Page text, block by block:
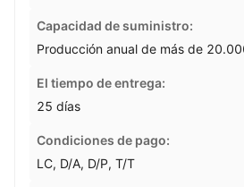
Capacidad de suministro:
Producción anual de más de
El tiempo de entrega:
25 días
Condiciones de pago:
LC, D/A, D/P, T/T